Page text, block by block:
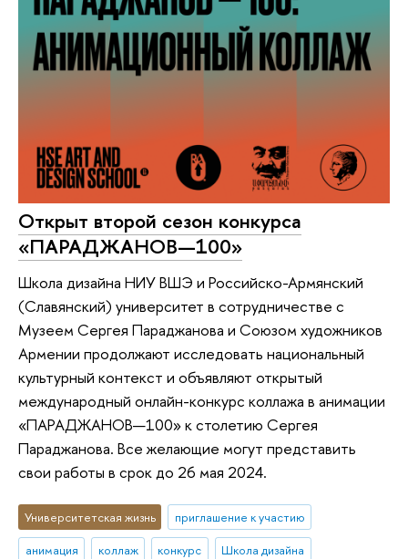
Открыт второй сезон конкурса
«ПАРАДЖАНОВ—100»
Школа дизайна НИУ ВШЭ и Российско-Армянский
(Славянский) университет в сотрудничестве с
Музеем Сергея Параджанова и Союзом художников
Армении продолжают исследовать национальный
культурный контекст и объявляют открытый
международный онлайн-конкурс коллажа в анимации
«ПАРАДЖАНОВ—100» к столетию Сергея
Параджанова. Все желающие могут представить
свои работы в срок до 26 мая 2024.
Университетская жизнь
приглашение к участию
анимация
коллаж конкурс Школа дизайна